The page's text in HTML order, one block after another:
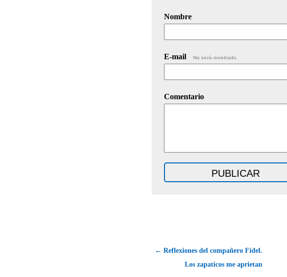
Nombre
E-mail No será mostrado.
Comentario
← Reflexiones del compañero Fidel.
Los zapaticos me aprietan